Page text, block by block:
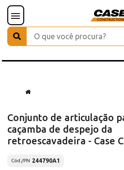
Conjunto de articulação
caçamba de despejo da
retroescavadeira - Case
Cód./PN 244790A1